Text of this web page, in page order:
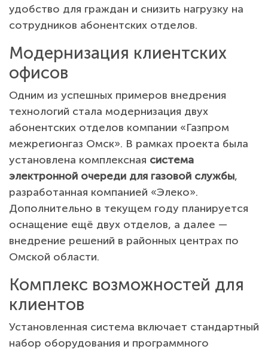
удобство для граждан и снизить нагрузку на
сотрудников абонентских отделов.
Модернизация клиентских
офисов
Одним из успешных примеров внедрения
технологий стала модернизация двух
абонентских отделов компании «Газпром
межрегионгаз Омск». В рамках проекта была
установлена комплексная система
электронной очереди для газовой службы,
разработанная компанией «Элеко».
Дополнительно в текущем году планируется
оснащение ещё двух отделов, а далее —
внедрение решений в районных центрах по
Омской области.
Комплекс возможностей для
клиентов
Установленная система включает стандартный
набор оборудования и программного